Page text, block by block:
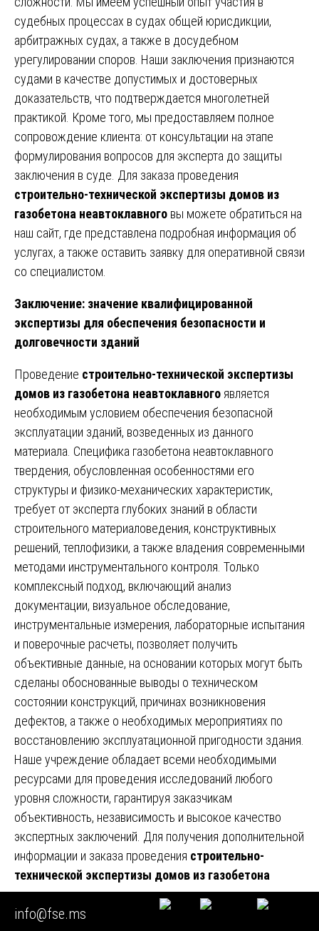
судебных процессах в судах общей юрисдикции,
арбитражных судах, а также в досудебном
урегулировании споров. Наши заключения признаются
судами в качестве допустимых и достоверных
доказательств, что подтверждается многолетней
практикой. Кроме того, мы предоставляем полное
сопровождение клиента: от консультации на этапе
формулирования вопросов для эксперта до защиты
заключения в суде. Для заказа проведения
строительно-технической экспертизы домов из
газобетона неавтоклавного вы можете обратиться на
наш сайт, где представлена подробная информация об
услугах, а также оставить заявку для оперативной связи
со специалистом.
Заключение: значение квалифицированной
экспертизы для обеспечения безопасности и
долговечности зданий
Проведение строительно-технической экспертизы
домов из газобетона неавтоклавного является
необходимым условием обеспечения безопасной
эксплуатации зданий, возведенных из данного
материала. Специфика газобетона неавтоклавного
твердения, обусловленная особенностями его
структуры и физико-механических характеристик,
требует от эксперта глубоких знаний в области
строительного материаловедения, конструктивных
решений, теплофизики, а также владения современными
методами инструментального контроля. Только
комплексный подход, включающий анализ
документации, визуальное обследование,
инструментальные измерения, лабораторные испытания
и поверочные расчеты, позволяет получить
объективные данные, на основании которых могут быть
сделаны обоснованные выводы о техническом
состоянии конструкций, причинах возникновения
дефектов, а также о необходимых мероприятиях по
восстановлению эксплуатационной пригодности здания.
Наше учреждение обладает всеми необходимыми
ресурсами для проведения исследований любого
уровня сложности, гарантируя заказчикам
объективность, независимость и высокое качество
экспертных заключений. Для получения дополнительной
информации и заказа проведения строительно-
технической экспертизы домов из газобетона
неавтоклавногоприглашаем вас посетить наш
официальный сайт, где вы также можете ознакомиться
info@fse.ms